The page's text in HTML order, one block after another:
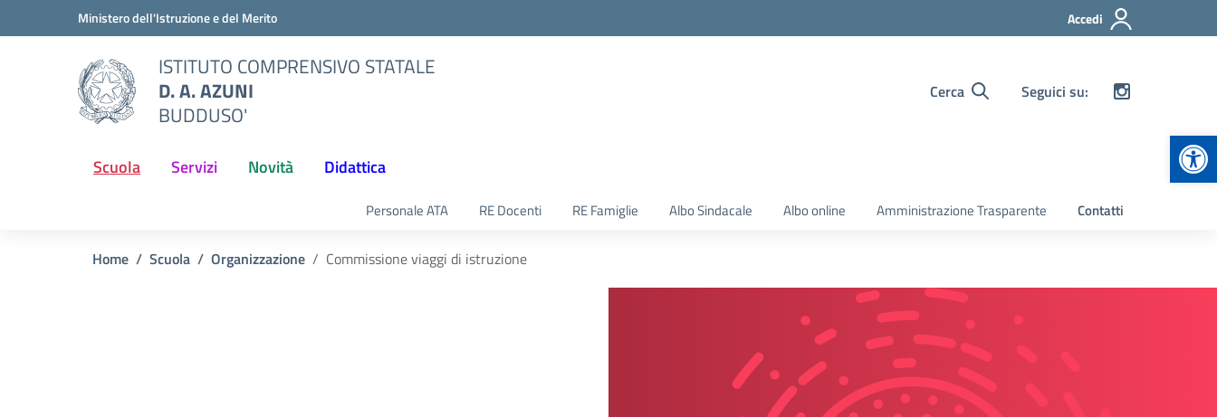
Vai ai contenuti
Vai al menu di navigazioneMinistero dell'Istruzione e del Merito Accedi
ISTITUTO COMPRENSIVO STATALE
D. A. AZUNI
BUDDUSO'
Cerca Seguici su:
Scuola Servizi Novità Didattica
Personale ATA RE Docenti RE Famiglie Albo Sindacale Albo online Amministrazione Trasparente Contatti
Home Scuola Organizzazione Commissione viaggi di istruzione